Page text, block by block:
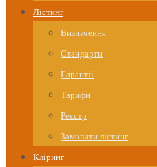
Лістинг
Визначення
Стандарти
Гарантії
Тарифи
Реєстр
Замовити лістинг
Кліринг